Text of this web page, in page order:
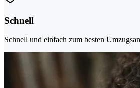
Schnell
Schnell und einfach zum besten